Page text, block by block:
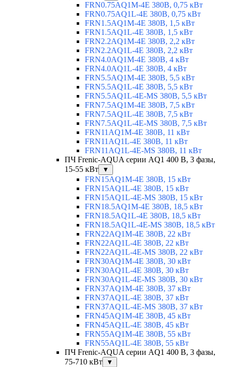
FRN0.75AQ1M-4E 380В, 0,75 кВт
FRN0.75AQ1L-4E 380В, 0,75 кВт
FRN1.5AQ1M-4E 380В, 1,5 кВт
FRN1.5AQ1L-4E 380В, 1,5 кВт
FRN2.2AQ1M-4E 380В, 2,2 кВт
FRN2.2AQ1L-4E 380В, 2,2 кВт
FRN4.0AQ1M-4E 380В, 4 кВт
FRN4.0AQ1L-4E 380В, 4 кВт
FRN5.5AQ1M-4E 380В, 5,5 кВт
FRN5.5AQ1L-4E 380В, 5,5 кВт
FRN5.5AQ1L-4E-MS 380В, 5,5 кВт
FRN7.5AQ1M-4E 380В, 7,5 кВт
FRN7.5AQ1L-4E 380В, 7,5 кВт
FRN7.5AQ1L-4E-MS 380В, 7,5 кВт
FRN11AQ1M-4E 380В, 11 кВт
FRN11AQ1L-4E 380В, 11 кВт
FRN11AQ1L-4E-MS 380В, 11 кВт
ПЧ Frenic-AQUA серии AQ1 400 В, 3 фазы,
15-55 кВт
▼
FRN15AQ1M-4E 380В, 15 кВт
FRN15AQ1L-4E 380В, 15 кВт
FRN15AQ1L-4E-MS 380В, 15 кВт
FRN18.5AQ1M-4E 380В, 18,5 кВт
FRN18.5AQ1L-4E 380В, 18,5 кВт
FRN18.5AQ1L-4E-MS 380В, 18,5 кВт
FRN22AQ1M-4E 380В, 22 кВт
FRN22AQ1L-4E 380В, 22 кВт
FRN22AQ1L-4E-MS 380В, 22 кВт
FRN30AQ1M-4E 380В, 30 кВт
FRN30AQ1L-4E 380В, 30 кВт
FRN30AQ1L-4E-MS 380В, 30 кВт
FRN37AQ1M-4E 380В, 37 кВт
FRN37AQ1L-4E 380В, 37 кВт
FRN37AQ1L-4E-MS 380В, 37 кВт
FRN45AQ1M-4E 380В, 45 кВт
FRN45AQ1L-4E 380В, 45 кВт
FRN55AQ1M-4E 380В, 55 кВт
FRN55AQ1L-4E 380В, 55 кВт
ПЧ Frenic-AQUA серии AQ1 400 В, 3 фазы,
75-710 кВт
▼